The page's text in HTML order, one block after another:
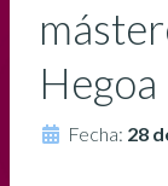
Hegoa
Fecha: 28